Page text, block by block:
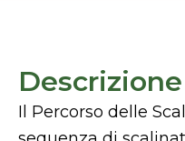
Descrizione
Il Percorso delle